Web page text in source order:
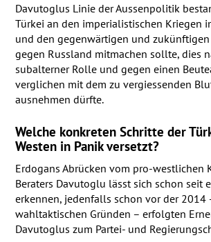
Davutoglus Linie der Aussenpolitik
Türkei an den imperialistischen Kriegen
und den gegenwärtigen und zukünftigen
gegen Russland mitmachen sollte, dies
subalterner Rolle und gegen einen
verglichen mit dem zu vergiessenden
ausnehmen dürfte.
Welche konkreten Schritte der
Westen in Panik versetzt?
Erdogans Abrücken vom pro-westlichen
Beraters Davutoglu lässt sich schon seit
erkennen, jedenfalls schon vor der 2014
wahltaktischen Gründen – erfolgten
Davutoglus zum Partei- und